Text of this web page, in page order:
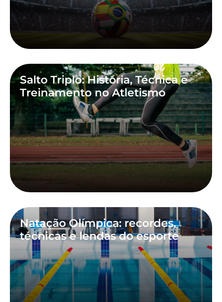
Salto Triplo: História, Técnica e
Treinamento no Atletismo
Natação Olímpica: recordes,
técnicas e lendas do esporte